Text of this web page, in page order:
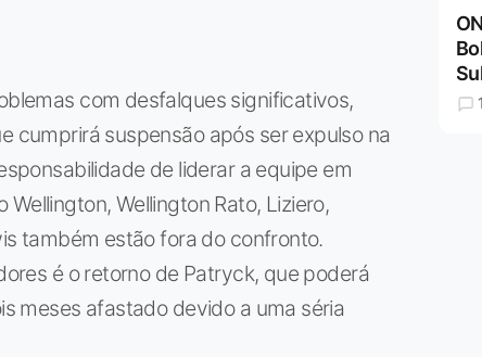
com desfalques significativos,
cumprirá suspensão após ser expulso na
de liderar a equipe em
Wellington Rato, Liziero,
também estão fora do confronto.
é o retorno de Patryck, que poderá
meses afastado devido a uma séria